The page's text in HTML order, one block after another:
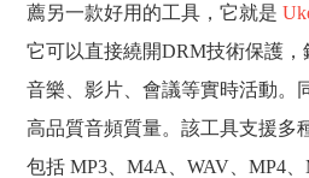
薦另一款好用的工具，它就是
它可以直接繞開DRM技術保護
音樂、影片、會議等實時活動。
高品質音頻質量。該工具支援多
包括 MP3、M4A、WAV、MP4